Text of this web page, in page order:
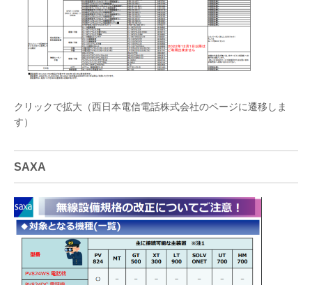
クリックで拡大（西日本電信電話株式会社のページに遷移しま
す）
SAXA